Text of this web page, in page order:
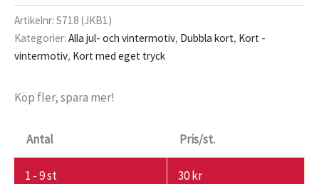
Artikelnr: S718 (JKB1)
Kategorier: Alla jul- och vintermotiv, Dubbla kort, Kort -
vintermotiv, Kort med eget tryck
Köp fler, spara mer!
Antal Pris/st.
1 - 9st 30kr